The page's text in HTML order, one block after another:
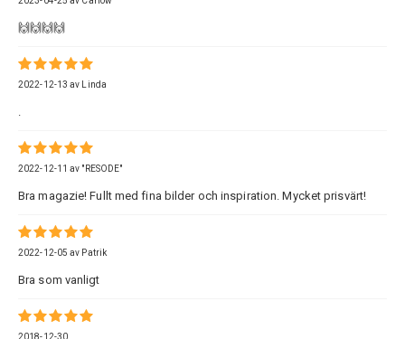
🙌🙌🙌🙌
2022-12-13 av Linda
.
2022-12-11 av "RESODE"
Bra magazie! Fullt med fina bilder och inspiration. Mycket prisvärt!
2022-12-05 av Patrik
Bra som vanligt
2018-12-30